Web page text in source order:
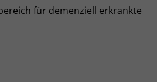
für demenziell erkrankte